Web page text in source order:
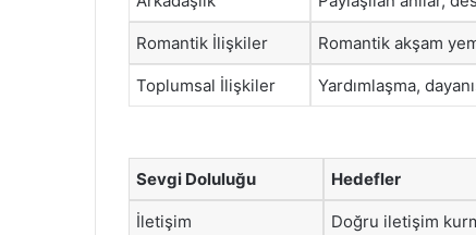
Romantik İlişkiler Romantik akşam
Toplumsal İlişkiler Yardımlaşma,
Sevgi Doluluğu Hedefler
İletişim Doğru iletişim